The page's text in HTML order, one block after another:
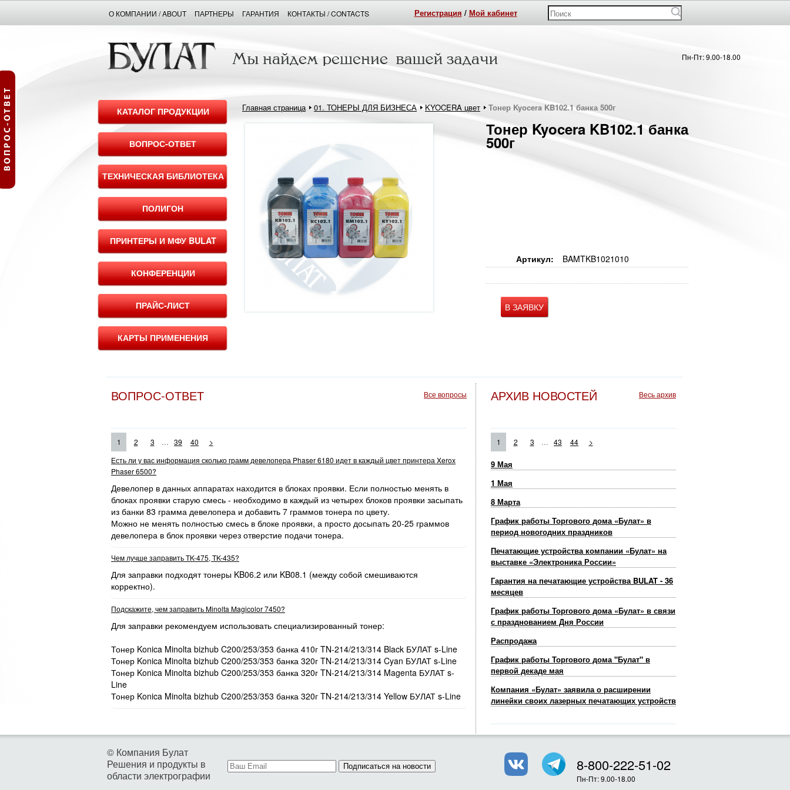
Регистрация / Мой кабинет
О КОМПАНИИ / ABOUT ПАРТНЕРЫ ГАРАНТИЯ КОНТАКТЫ / CONTACTS
Пн-Пт: 9.00-18.00
КАТАЛОГ ПРОДУКЦИИ
ВОПРОС-ОТВЕТ
ТЕХНИЧЕСКАЯ БИБЛИОТЕКА
ПОЛИГОН
ПРИНТЕРЫ И МФУ BULAT
КОНФЕРЕНЦИИ
ПРАЙС-ЛИСТ
КАРТЫ ПРИМЕНЕНИЯ
Главная страница 01. ТОНЕРЫ ДЛЯ БИЗНЕСА KYOCERA цвет Тонер Kyocera KB102.1 банка 500г
Тонер Kyocera KB102.1 банка
500г
Артикул: BAMTKB1021010
В ЗАЯВКУ
ВОПРОС-ОТВЕТ Все вопросы
1 2 3 ... 39 40
>
Есть ли у вас информация сколько грамм девелопера Phaser 6180 идет в каждый цвет принтера Xerox
Phaser 6500?
Девелопер в данных аппаратах находится в блоках проявки. Если полностью менять в
блоках проявки старую смесь - необходимо в каждый из четырех блоков проявки засыпать
из банки 83 грамма девелопера и добавить 7 граммов тонера по цвету.
Можно не менять полностью смесь в блоке проявки, а просто досыпать 20-25 граммов
девелопера в блок проявки через отверстие подачи тонера.
Чем лучше заправить TK-475, TK-435?
Для заправки подходят тонеры KB06.2 или KB08.1 (между собой смешиваются
корректно).
Подскажите, чем заправить Minolta Magicolor 7450?
Для заправки рекомендуем использовать специализированный тонер:
Тонер Konica Minolta bizhub C200/253/353 банка 410г TN-214/213/314 Black БУЛАТ s-Line
Тонер Konica Minolta bizhub C200/253/353 банка 320г TN-214/213/314 Cyan БУЛАТ s-Line
Тонер Konica Minolta bizhub C200/253/353 банка 320г TN-214/213/314 Magenta БУЛАТ s-
Line
Тонер Konica Minolta bizhub C200/253/353 банка 320г TN-214/213/314 Yellow БУЛАТ s-Line
АРХИВ НОВОСТЕЙ Весь архив
1 2 3 ... 43 44 >
9 Мая
1 Мая
8 Марта
График работы Торгового дома «Булат» в
период новогодних праздников
Печатающие устройства компании «Булат» на
выставке «Электроника России»
Гарантия на печатающие устройства BULAT - 36
месяцев
График работы Торгового дома «Булат» в связи
с празднованием Дня России
Распродажа
График работы Торгового дома "Булат" в
первой декаде мая
Компания «Булат» заявила о расширении
линейки своих лазерных печатающих устройств
© Компания Булат
Решения и продукты в
области электрографии
Подписаться на новости 8-800-222-51-02
Пн-Пт: 9.00-18.00